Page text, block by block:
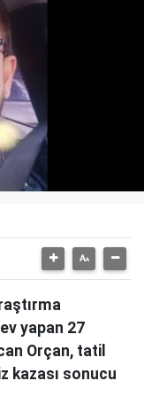
yapan 27
Orçan, tatil
kazası sonucu